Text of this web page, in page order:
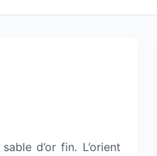
d’or fin. L’orient